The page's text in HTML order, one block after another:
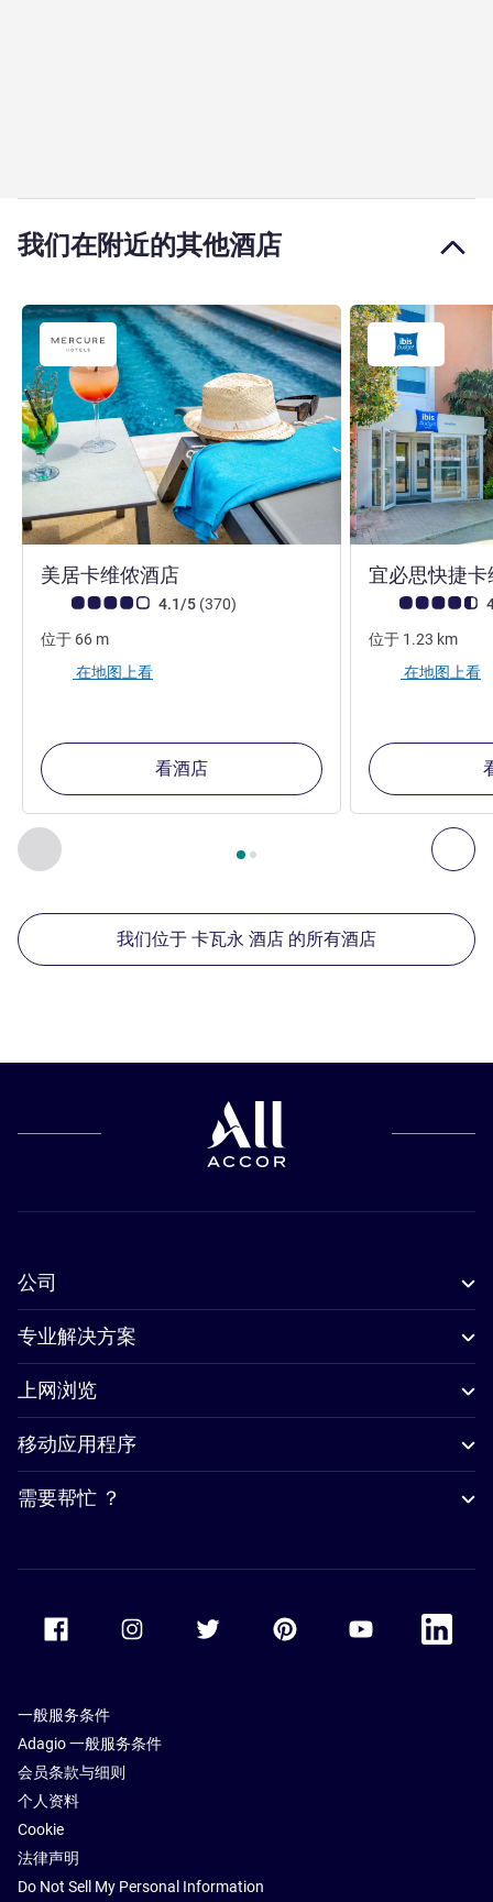
我们在附近的其他酒店
上一个 - 我们在附近的其他酒店 下
第 1页，共 , 我们在附近的其他酒店 1 :, 我们在附近的
美居卡维侬酒店
客户意见评级 (ALL 评级)
4.1/5 (370评论
)
位于 66 m
在地图上看
看酒店
宜必思快捷
客户意见评级
位于 1.23 km
在地图上看
我们位于 卡瓦永 酒店 的所有酒店
公司
专业解决方案
上网浏览
移动应用程序
需要帮忙 ？
Accor Youtube
Accor
一般服务条件
Adagio 一般服务条件
会员条款与细则
个人资料
Cookie
法律声明
Do Not Sell My Personal Information